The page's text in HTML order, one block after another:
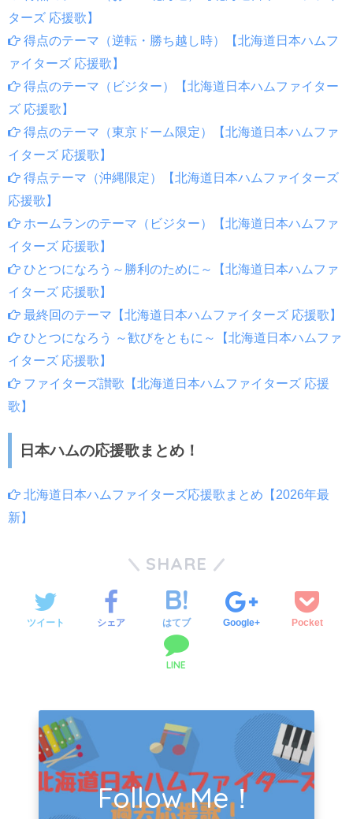
ターズ 応援歌】
得点のテーマ（逆転・勝ち越し時）【北海道日本ハムフ
ァイターズ 応援歌】
得点のテーマ（ビジター）【北海道日本ハムファイター
ズ 応援歌】
得点のテーマ（東京ドーム限定）【北海道日本ハムファ
イターズ 応援歌】
得点テーマ（沖縄限定）【北海道日本ハムファイターズ
応援歌】
ホームランのテーマ（ビジター）【北海道日本ハムファ
イターズ 応援歌】
ひとつになろう～勝利のために～【北海道日本ハムファ
イターズ 応援歌】
最終回のテーマ【北海道日本ハムファイターズ 応援歌】
ひとつになろう ～歓びをともに～【北海道日本ハムファ
イターズ 応援歌】
ファイターズ讃歌【北海道日本ハムファイターズ 応援
歌】
日本ハムの応援歌まとめ！
北海道日本ハムファイターズ応援歌まとめ【2026年最
新】
SHARE
ツイート シェア はてブ Google+ Pocket
LINE
Follow Me！